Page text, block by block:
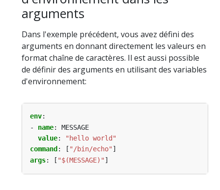
arguments
Dans l'exemple précédent, vous avez défini des
arguments en donnant directement les valeurs en
format chaîne de caractères. Il est aussi possible
de définir des arguments en utilisant des variables
d'environnement:
env:
- name:
MESSAGE
value:
"hello world"
command : [ "/bin/echo" ]
args: [ "$(MESSAGE)" ]